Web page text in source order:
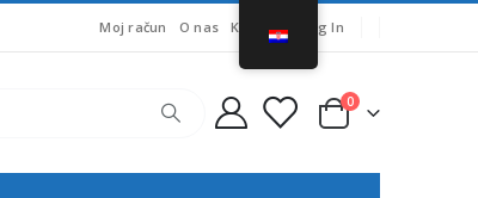
Moj račun O nas Košarica Log In
0